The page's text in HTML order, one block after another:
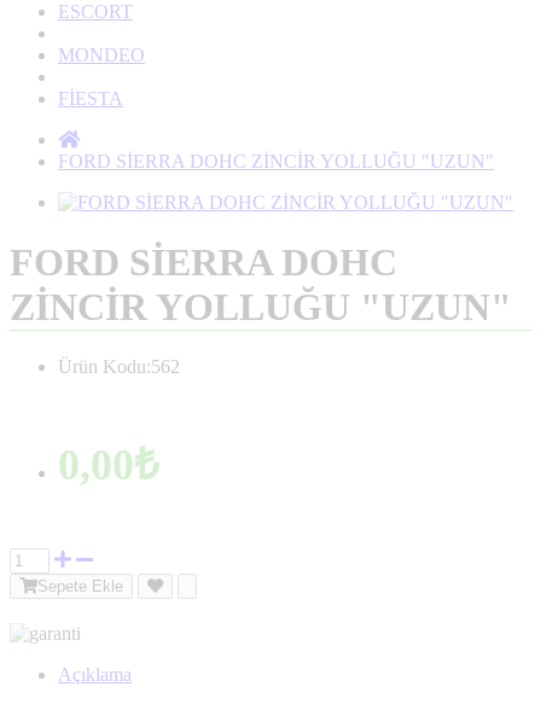
ESCORT
MONDEO
FİESTA
FORD SİERRA DOHC ZİNCİR YOLLUĞU "UZUN"
FORD SİERRA DOHC
ZİNCİR YOLLUĞU "UZUN"
Ürün Kodu:562
0,00₺
Sepete Ekle
Açıklama